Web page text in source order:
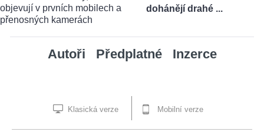
dohánějí drahé ...
Autoři Předplatné Inzerce
Klasická verze Mobilní verze